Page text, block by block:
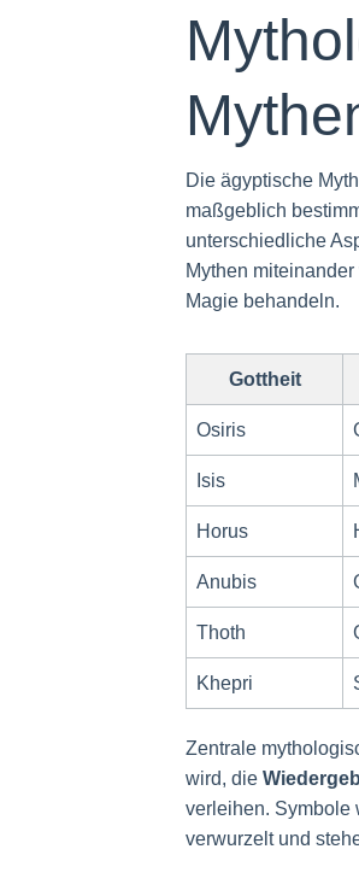
Die ägyptische
maßgeblich
unterschiedliche
Mythen
Magie behandeln.
Gottheit
Osiris
Isis
Horus
Anubis
Thoth
Khepri
Zentrale
wird, die
verleihen.
verwurzelt und